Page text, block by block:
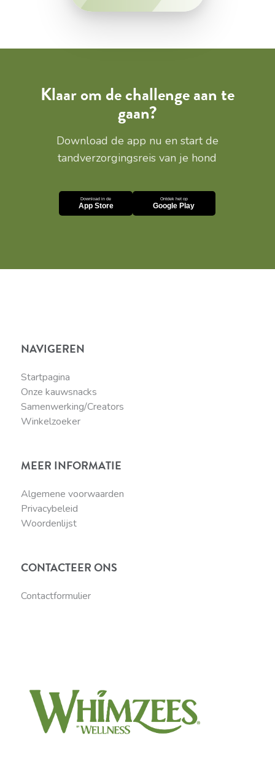
Klaar om de challenge aan te
gaan?
Download de app nu en start de
tandverzorgingsreis van je hond
Download in de
App Store
Ontdek het op
Google Play
NAVIGEREN
Startpagina
Onze kauwsnacks
Samenwerking/Creators
Winkelzoeker
MEER INFORMATIE
Algemene voorwaarden
Privacybeleid
Woordenlijst
CONTACTEER ONS
Contactformulier